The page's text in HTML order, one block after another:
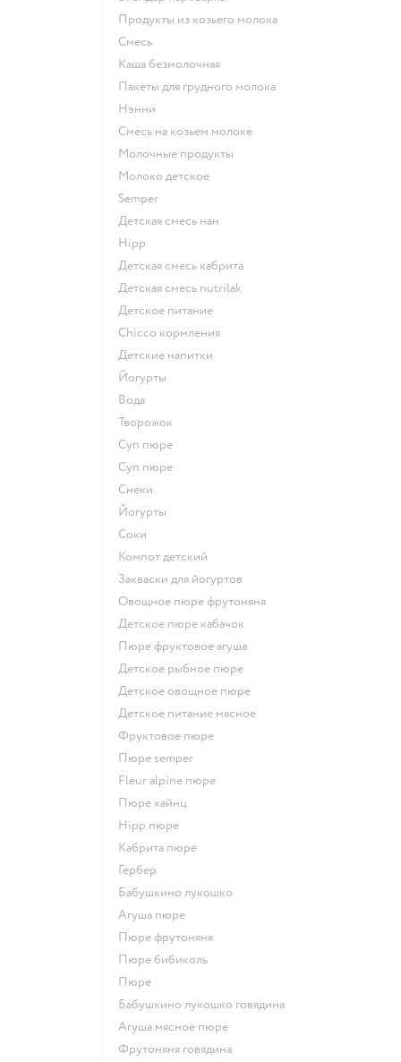
продукты из козьего молока
смесь
каша безмолочная
пакеты для грудного молока
нэнни
смесь на козьем молоке
молочные продукты
молоко детское
semper
детская смесь нан
hipp
детская смесь кабрита
детская смесь nutrilak
детское питание
chicco кормления
детские напитки
йогурты
Вода
творожок
суп пюре
суп пюре
Снеки
йогурты
Соки
компот детский
Закваски для йогуртов
овощное пюре фрутоняня
детское пюре кабачок
пюре фруктовое агуша
детское рыбное пюре
детское овощное пюре
детское питание мясное
фруктовое пюре
пюре semper
fleur alpine пюре
пюре хайнц
hipp пюре
кабрита пюре
гербер
бабушкино лукошко
агуша пюре
пюре фрутоняня
пюре бибиколь
пюре
бабушкино лукошко говядина
агуша мясное пюре
фрутоняня говядина